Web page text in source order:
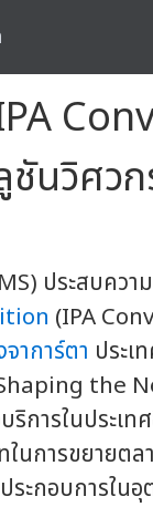
ชันวิศ
ประสบควา
(IPA
จาการ์ตา ประเ
the
การในประเท
การขยายตล
ระกอบการใน